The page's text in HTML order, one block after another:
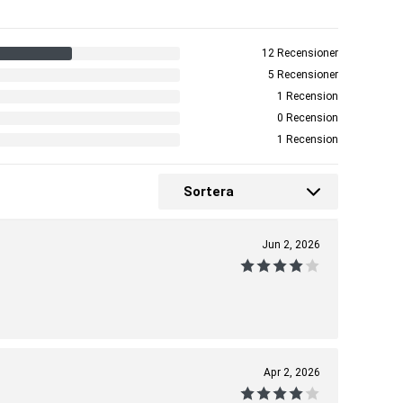
12 Recensioner
5 Recensioner
1 Recension
0 Recension
1 Recension
Sortera
Jun 2, 2026
Apr 2, 2026